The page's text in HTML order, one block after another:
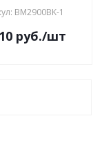
BM2900BK-1
руб./шт